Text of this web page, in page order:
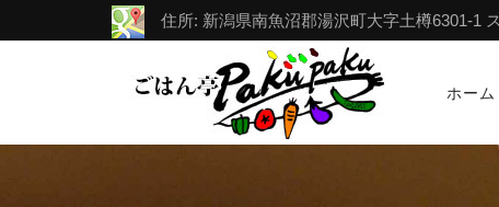
住所: 新潟県南魚沼郡湯沢町大字土樽6301-1
ホーム